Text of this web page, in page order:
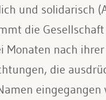
und solidarisch
die
Monaten nach
die
eingegangen